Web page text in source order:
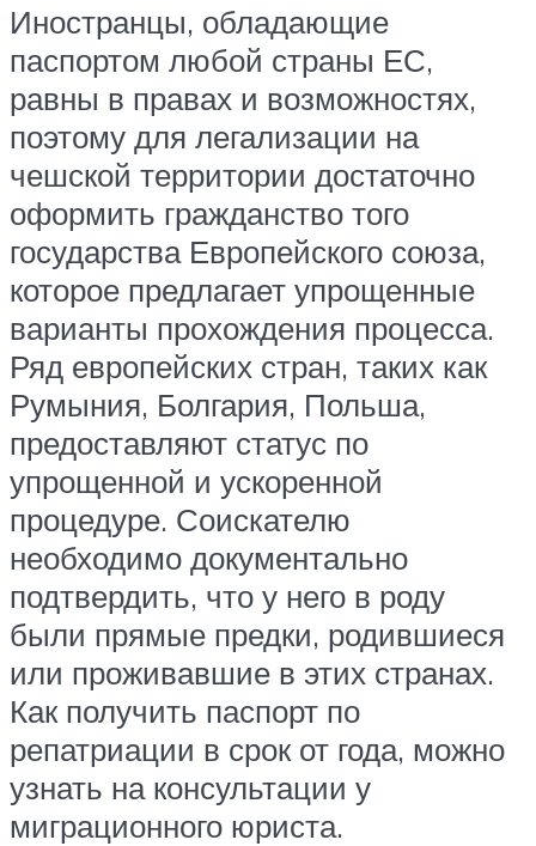
Иностранцы, обладающие
паспортом любой страны ЕС,
равны в правах и возможностях,
поэтому для легализации на
чешской территории достаточно
оформить гражданство того
государства Европейского союза,
которое предлагает упрощенные
варианты прохождения процесса.
Ряд европейских стран, таких как
Румыния, Болгария, Польша,
предоставляют статус по
упрощенной и ускоренной
процедуре. Соискателю
необходимо документально
подтвердить, что у него в роду
были прямые предки, родившиеся
или проживавшие в этих странах.
Как получить паспорт по
репатриации в срок от года, можно
узнать на консультации у
миграционного юриста.